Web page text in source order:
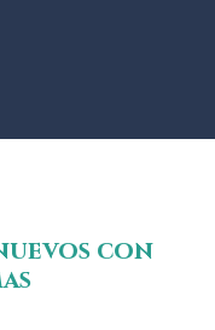
con